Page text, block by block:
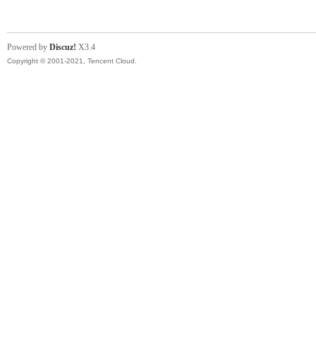
Powered by Discuz! X3.4
Copyright © 2001-2021, Tencent Cloud.